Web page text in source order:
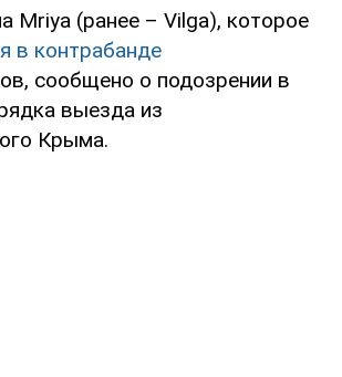
Mriya (ранее – Vilga), которое
в контрабанде
сообщено о подозрении в
выезда из
Крыма.